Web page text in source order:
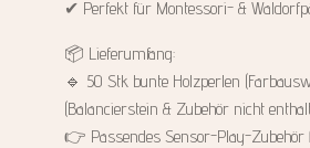
✔ Perfekt für Montessori- &
📦 Lieferumfang:
🔹 50 Stk bunte Holzperlen
(Balancierstein & Zubehör nicht
👉 Passendes Sensor-Play-Zubehör